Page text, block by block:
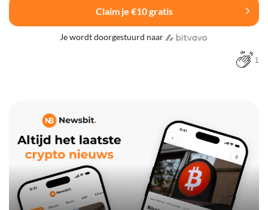
Claim je €10 gratis
Je wordt doorgestuurd naar
1